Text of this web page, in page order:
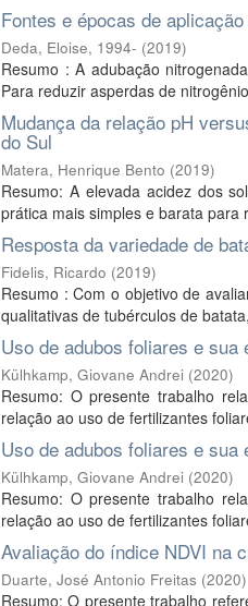
Fontes e épocas de
Deda, Eloise, 1994- (2019)
Resumo : A adubação
Para reduzir asperdas de
Mudança da relação pH
do Sul
Matera, Henrique Bento (2019)
Resumo: A elevada acidez dos
prática mais simples e barata
Resposta da variedade de
Fidelis, Ricardo (2019)
Resumo : Com o objetivo de
qualitativas de tubérculos de
Uso de adubos foliares e sua
Külhkamp, Giovane Andrei (2020)
Resumo: O presente trabalho
relação ao uso de fertilizantes
Uso de adubos foliares e sua
Külhkamp, Giovane Andrei (2020)
Resumo: O presente trabalho
relação ao uso de fertilizantes
Avaliação do índice NDVI na
Duarte, José Antonio Freitas (2020)
Resumo: O presente trabalho